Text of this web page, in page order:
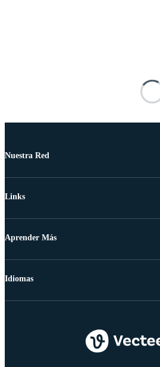
Nuestra Red
Links
Aprender Más
Idiomas